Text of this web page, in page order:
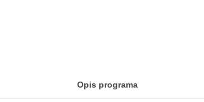
Opis programa